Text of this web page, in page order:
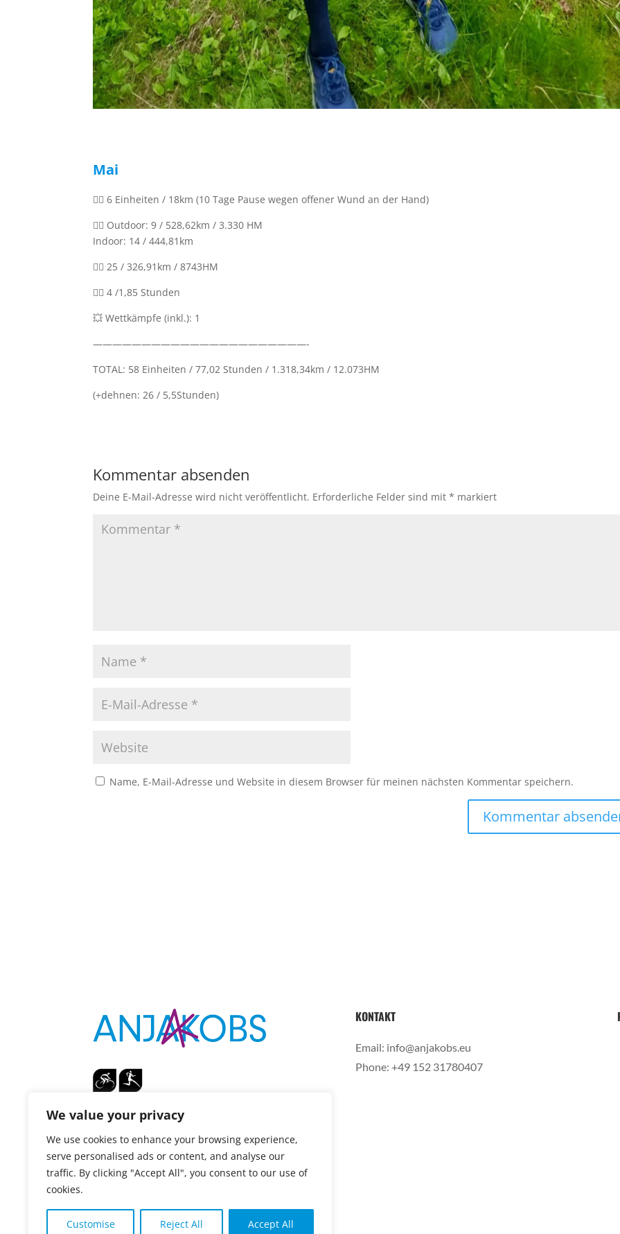
We value your privacy
We use cookies to enhance your browsing experience,
serve personalised ads or content, and analyse our
traffic. By clicking "Accept All", you consent to our use of
cookies.
Customise Reject All Accept All
Mai
🏊‍♀️ 6 Einheiten / 18km (10 Tage Pause wegen offener Wund an der Hand)
🚴‍♀️ Outdoor: 9 / 528,62km / 3.330 HM
Indoor: 14 / 444,81km
🏃‍♀️ 25 / 326,91km / 8743HM
🏋️‍♀️ 4 /1,85 Stunden
💥 Wettkämpfe (inkl.): 1
——————————————————————-
TOTAL: 58 Einheiten / 77,02 Stunden / 1.318,34km / 12.073HM
(+dehnen: 26 / 5,5Stunden)
Kommentar absenden
Deine E-Mail-Adresse wird nicht veröffentlicht. Erforderliche Felder sind mit* markiert
Name, E-Mail-Adresse und Website in diesem Browser für meinen nächsten Kommentar speichern.
Vortragsrednerin
Leistungssportlerin
KONTAKT
Email: info@anjakobs.eu
Phone: +49 152 31780407